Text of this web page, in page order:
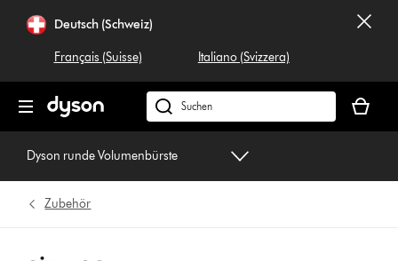
überspringenDeutsch (Schweiz)
Français (Suisse) Italiano (Svizzera)
Dyson.ch
durchsuchen
ist
Dyson runde Volumenbürste
Zubehör